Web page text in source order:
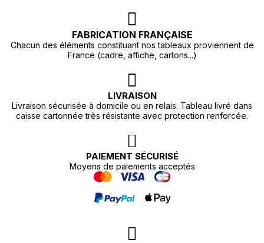
FABRICATION FRANÇAISE
Chacun des éléments constituant nos tableaux proviennent de
France (cadre, affiche, cartons...)
LIVRAISON
Livraison sécurisée à domicile ou en relais. Tableau livré dans
caisse cartonnée très résistante avec protection renforcée.
PAIEMENT SÉCURISÉ
Moyens de paiements acceptés